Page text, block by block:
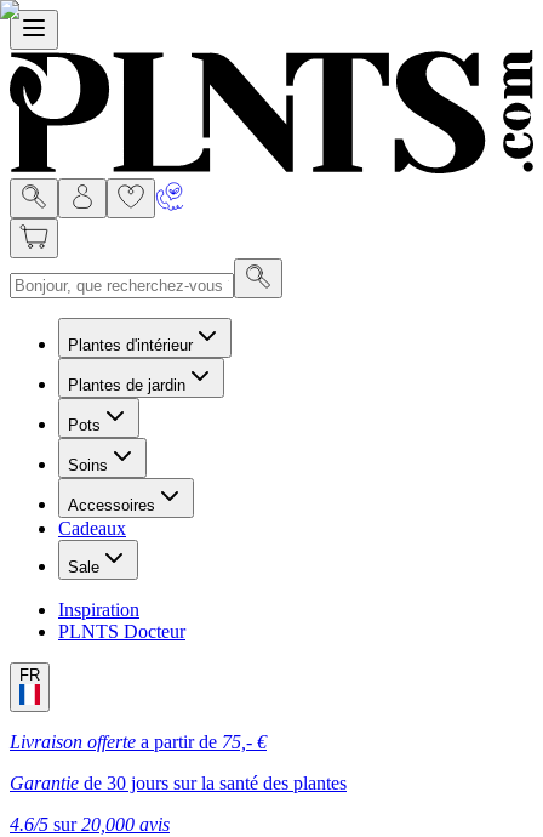
Menu
Plantes d'intérieur
Plantes de jardin
Pots
Soins
Accessoires
Cadeaux
Sale
Inspiration
PLNTS Docteur
FR
Livraison offerte a partir de 75,- €
Garantie de 30 jours sur la santé des plantes
4.6/5 sur20,000 avis